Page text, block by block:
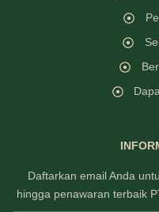
Daftarkan email Anda
hingga penawaran terbaik